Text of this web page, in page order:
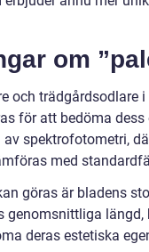
om
och trädgårdsodlare
för att bedöma
spektrofotometri,
med
göras är bladens
deras estetiska